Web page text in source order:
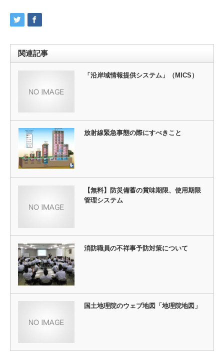
関連記事
「沿岸域情報提供システム」（MICS）
放射線緊急事態の際にすべきこと
【無料】防災備蓄の賞味期限、使用期限
管理システム
消防職員の不祥事予防対策について
国土地理院のウェブ地図「地理院地図」